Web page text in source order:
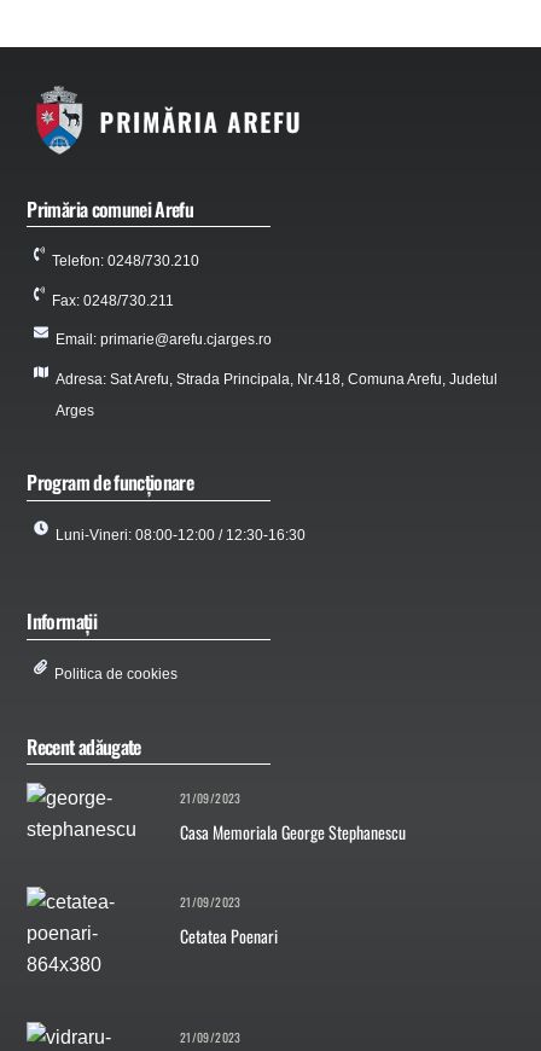
Primăria comunei Arefu
Telefon: 0248/730.210
Fax: 0248/730.211
Email: primarie@arefu.cjarges.ro
Adresa: Sat Arefu, Strada Principala, Nr.418, Comuna Arefu, Judetul
Arges
Program de funcționare
Luni-Vineri: 08:00-12:00 / 12:30-16:30
Informații
Politica de cookies
Recent adăugate
21/09/2023
Casa Memoriala George Stephanescu
21/09/2023
Cetatea Poenari
21/09/2023